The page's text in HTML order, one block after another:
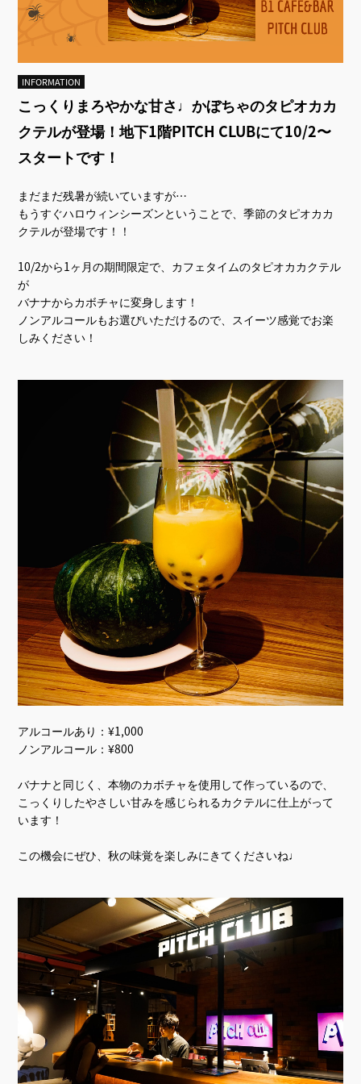
INFORMATION
こっくりまろやかな甘さ♩かぼちゃのタピオカカ
クテルが登場！地下1階PITCH CLUBにて10/2〜
スタートです！
まだまだ残暑が続いていますが…
もうすぐハロウィンシーズンということで、季節のタピオカカ
クテルが登場です！！
10/2から1ヶ月の期間限定で、カフェタイムのタピオカカクテル
が
バナナからカボチャに変身します！
ノンアルコールもお選びいただけるので、スイーツ感覚でお楽
しみください！
アルコールあり：¥1,000
ノンアルコール：¥800
バナナと同じく、本物のカボチャを使用して作っているので、
こっくりしたやさしい甘みを感じられるカクテルに仕上がって
います！
この機会にぜひ、秋の味覚を楽しみにきてくださいね♩